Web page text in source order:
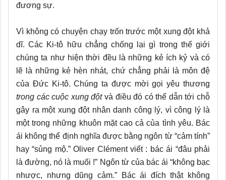
đương sự.
Vì không có chuyện chạy trốn trước một xung đột khả
dĩ. Các Ki-tô hữu chẳng chống lại gì trong thế giới
chúng ta như hiện thời đều là những kẻ ích kỷ và có
lẽ là những kẻ hèn nhát, chứ chẳng phải là môn đệ
của Đức Ki-tô. Chúng ta được mời gọi yêu thương
trong các cuộc xung đột và điều đó có thể dẫn tới chỗ
gây ra một xung đột nhân danh công lý, vì công lý là
một trong những khuôn mặt cao cả của tình yêu. Bác
ái không thể định nghĩa được bằng ngôn từ “cảm tính”
hay “sủng mộ.” Oliver Clément viết : bác ái “đâu phải
là đường, nó là muối !” Ngôn từ của bác ái “không bạc
nhược, nhưng dũng cảm.” Bác ái đích thật không